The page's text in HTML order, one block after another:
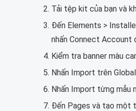
Tải tệp kit của bạn và
Đến Elements >
nhấn Connect Account
Kiểm tra banner màu
Nhấn Import trên
Nhấn Import từng mẫu
Đến Pages và tạo một